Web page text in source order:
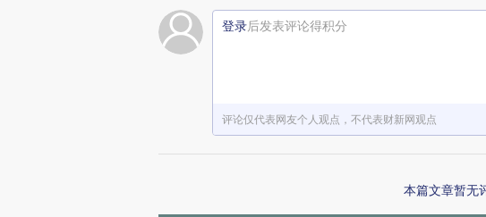
登录后发表评论得积分
评论仅代表网友个人观点，不代表财新网观点
本篇文章暂无